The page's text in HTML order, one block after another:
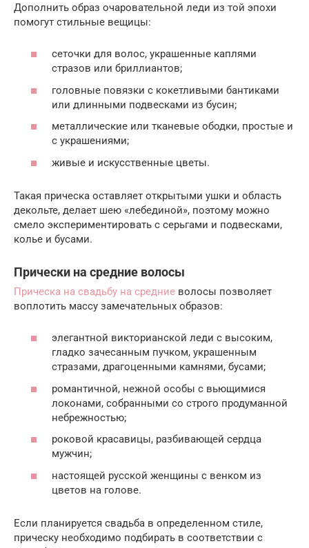
Дополнить образ очаровательной леди из той эпохи
помогут стильные вещицы:
сеточки для волос, украшенные каплями
стразов или бриллиантов;
головные повязки с кокетливыми бантиками
или длинными подвесками из бусин;
металлические или тканевые ободки, простые и
с украшениями;
живые и искусственные цветы.
Такая прическа оставляет открытыми ушки и область
декольте, делает шею «лебединой», поэтому можно
смело экспериментировать с серьгами и подвесками,
колье и бусами.
Прически на средние волосы
Прическа на свадьбу на средние волосы позволяет
воплотить массу замечательных образов:
элегантной викторианской леди с высоким,
гладко зачесанным пучком, украшенным
стразами, драгоценными камнями, бусами;
романтичной, нежной особы с вьющимися
локонами, собранными со строго продуманной
небрежностью;
роковой красавицы, разбивающей сердца
мужчин;
настоящей русской женщины с венком из
цветов на голове.
Если планируется свадьба в определенном стиле,
прическу необходимо подбирать в соответствии с